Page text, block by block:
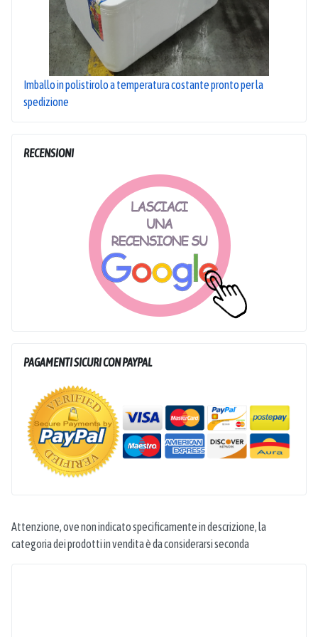
Imballo in polistirolo a temperatura costante pronto per la
spedizione
RECENSIONI
PAGAMENTI SICURI CON PAYPAL
Attenzione, ove non indicato specificamente in descrizione, la
categoria dei prodotti in vendita è da considerarsi seconda